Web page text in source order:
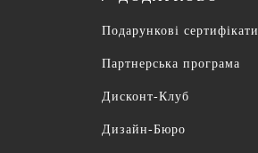
Подарункові сертифікати
Партнерська програма
Дисконт-Клуб
Дизайн-Бюро